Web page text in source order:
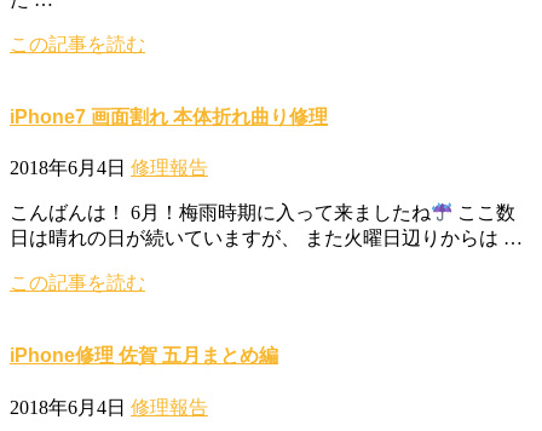
この記事を読む
iPhone7 画面割れ 本体折れ曲り修理
2018年6月4日 修理報告
こんばんは！ 6月！梅雨時期に入って来ましたね
ここ数
日は晴れの日が続いていますが、 また火曜日辺りからは …
この記事を読む
iPhone修理 佐賀 五月まとめ編
2018年6月4日 修理報告